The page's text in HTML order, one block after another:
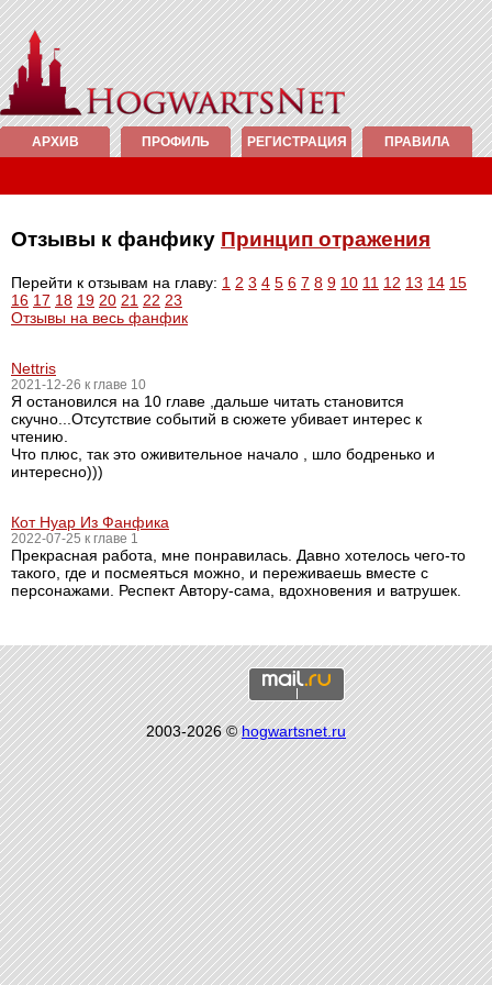
АРХИВ ПРОФИЛЬ РЕГИСТРАЦИЯ ПРАВИЛА
Отзывы к фанфику Принцип отражения
Перейти к отзывам на главу: 1 2 3 4 5 6 7 8 9 10 11 12 13 14 15
16 17 18 19 20 21 22 23
Отзывы на весь фанфик
Nettris
2021-12-26 к главе 10
Я остановился на 10 главе ,дальше читать становится
скучно...Отсутствие событий в сюжете убивает интерес к
чтению.
Что плюс, так это оживительное начало , шло бодренько и
интересно)))
Кот Нуар Из Фанфика
2022-07-25 к главе 1
Прекрасная работа, мне понравилась. Давно хотелось чего-то
такого, где и посмеяться можно, и переживаешь вместе с
персонажами. Респект Автору-сама, вдохновения и ватрушек.
2003-2026 ©hogwartsnet.ru